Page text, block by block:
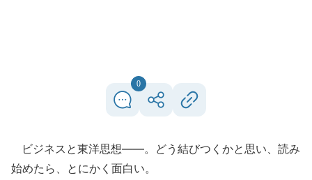
0
ビジネスと東洋思想――。どう結びつくかと思い、読み
始めたら、とにかく面白い。